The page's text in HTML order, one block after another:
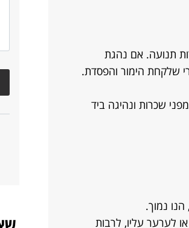
תנועה. אם נהגת
שלקחת הימור והפסדת.
שכרות ונהיגה ביד
נמוך.
לערער עליו, לרבות